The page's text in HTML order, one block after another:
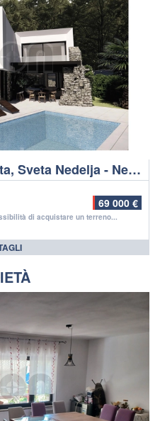
Terreno, 637 m2, Vendita, Sveta Nedelja - Nedešćina
69 000 €
di acquistare un terreno...